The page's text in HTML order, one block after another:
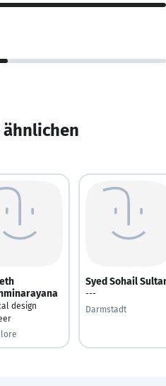
design
Syed Sohail
---
Darmstadt